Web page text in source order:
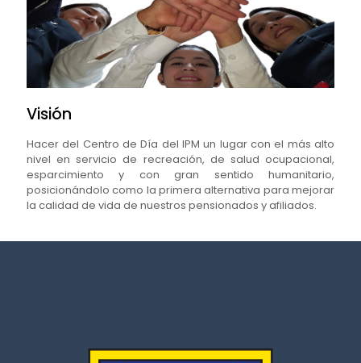
Visión
Hacer del Centro de Día del IPM un lugar con el más alto
nivel en servicio de recreación, de salud ocupacional,
esparcimiento y con gran sentido humanitario,
posicionándolo como la primera alternativa para mejorar
la calidad de vida de nuestros pensionados y afiliados.